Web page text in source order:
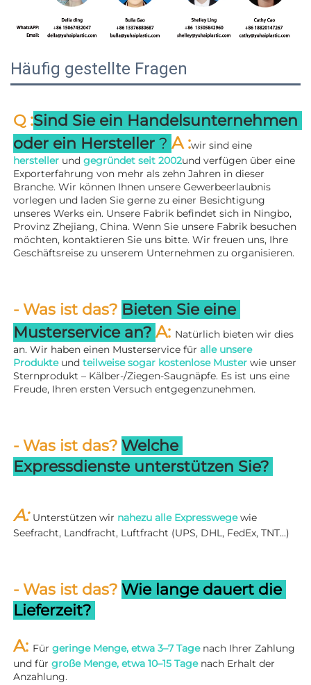
Häufig gestellte Fragen
Q :Sind Sie ein Handelsunternehmen
oder ein Hersteller ? A :
hersteller und gegründet seit 2002und verfügen über eine
Exporterfahrung von mehr als zehn Jahren in dieser
Branche. Wir können Ihnen unsere Gewerbeerlaubnis
vorlegen und laden Sie gerne zu einer Besichtigung
unseres Werks ein. Unsere Fabrik befindet sich in Ningbo,
Provinz Zhejiang, China. Wenn Sie unsere Fabrik besuchen
möchten, kontaktieren Sie uns bitte. Wir freuen uns, Ihre
Geschäftsreise zu unserem Unternehmen zu organisieren.
- Was ist das? Bieten Sie eine
Musterservice an? A: Natürlich bieten wir dies
an. Wir haben einen Musterservice für alle unsere
Produkte und teilweise sogar kostenlose Muster wie unser
Sternprodukt – Kälber-/Ziegen-Saugnäpfe. Es ist uns eine
Freude, Ihren ersten Versuch entgegenzunehmen.
- Was ist das? Welche
Expressdienste unterstützen Sie?
A: Unterstützen wir nahezu alle Expresswege wie
Seefracht, Landfracht, Luftfracht (UPS, DHL, FedEx, TNT...)
- Was ist das? Wie lange dauert die
Lieferzeit?
A: Für geringe Menge, etwa 3–7 Tage nach Ihrer Zahlung
und für große Menge, etwa 10–15 Tage nach Erhalt der
Anzahlung.